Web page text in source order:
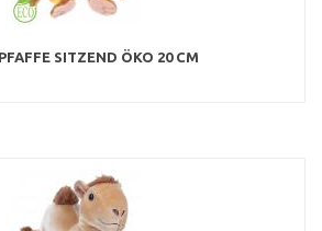
SITZEND ÖKO 20 CM